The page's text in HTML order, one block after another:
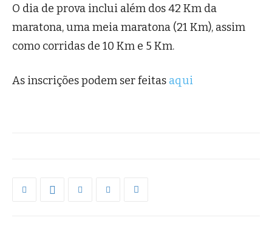
O dia de prova inclui além dos 42 Km da
maratona, uma meia maratona (21 Km), assim
como corridas de 10 Km e 5 Km.
As inscrições podem ser feitas aqui